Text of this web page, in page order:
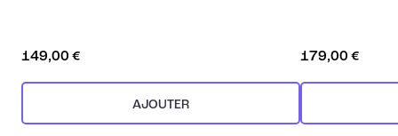
149,00 €
AJOUTER
179,00 €